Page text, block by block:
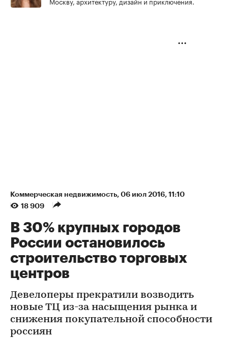
Коммерческая недвижимость⁠, 06 июл 2016, 11:10
18 909
В 30% крупных городов
России остановилось
строительство торговых
центров
Девелоперы прекратили возводить
новые ТЦ из-за насыщения рынка и
снижения покупательной способности
россиян